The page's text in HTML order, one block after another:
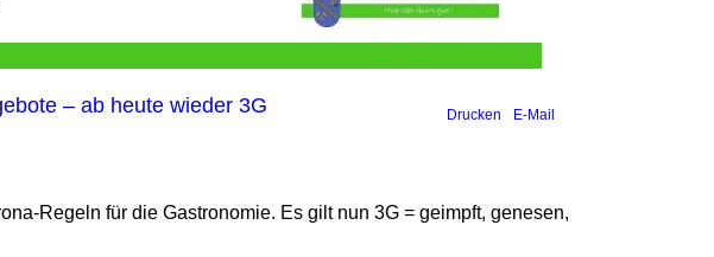
Drucken E-Mail
– ab heute wieder 3G
Regeln für die Gastronomie. Es gilt nun 3G = geimpft, genesen,